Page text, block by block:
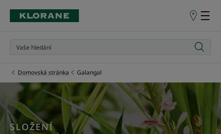
Prodejní
Domovská stránka Galangal
SLOŽENÍ